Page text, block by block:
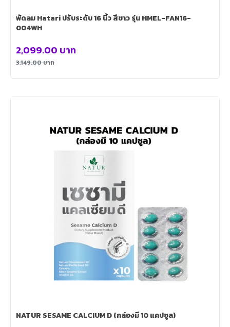
พัดลม Hatari ปรับระดับ 16 นิ้ว สีขาว รุ่น HMEL-FAN16-
004WH
3,149.00บาท
2,099.00 บาท
NATUR SESAME CALCIUM D (กล่องมี 10 แคปซูล)